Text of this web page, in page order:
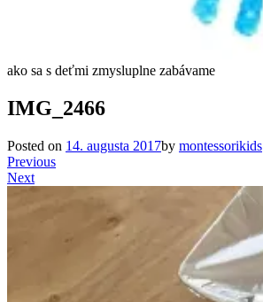
ako sa s deťmi zmysluplne zabávame
IMG_2466
Posted on 14. augusta 2017by montessorikids
Previous
Next